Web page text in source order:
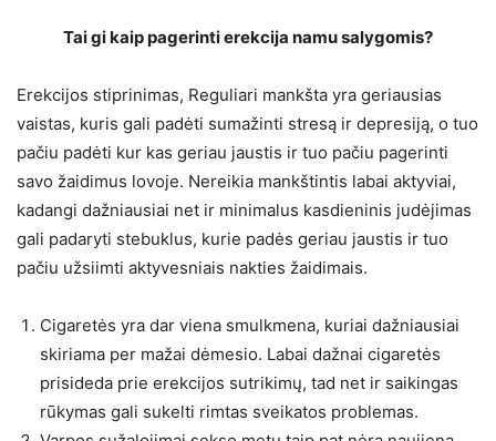
Tai gi kaip pagerinti erekcija namu salygomis?
Erekcijos stiprinimas, Reguliari mankšta yra geriausias
vaistas, kuris gali padėti sumažinti stresą ir depresiją, o tuo
pačiu padėti kur kas geriau jaustis ir tuo pačiu pagerinti
savo žaidimus lovoje. Nereikia mankštintis labai aktyviai,
kadangi dažniausiai net ir minimalus kasdieninis judėjimas
gali padaryti stebuklus, kurie padės geriau jaustis ir tuo
pačiu užsiimti aktyvesniais nakties žaidimais.
Cigaretės yra dar viena smulkmena, kuriai dažniausiai
skiriama per mažai dėmesio. Labai dažnai cigaretės
prisideda prie erekcijos sutrikimų, tad net ir saikingas
rūkymas gali sukelti rimtas sveikatos problemas.